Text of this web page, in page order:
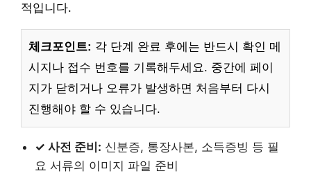
적입니다.
체크포인트: 각 단계 완료 후에는 반드시 확인 메
시지나 접수 번호를 기록해두세요. 중간에 페이
지가 닫히거나 오류가 발생하면 처음부터 다시
진행해야 할 수 있습니다.
✓ 사전 준비: 신분증, 통장사본, 소득증빙 등 필
요 서류의 이미지 파일 준비